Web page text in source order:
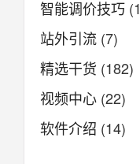
智能调价技巧
站外引流 (7)
精选干货 (182)
视频中心 (22)
软件介绍 (14)